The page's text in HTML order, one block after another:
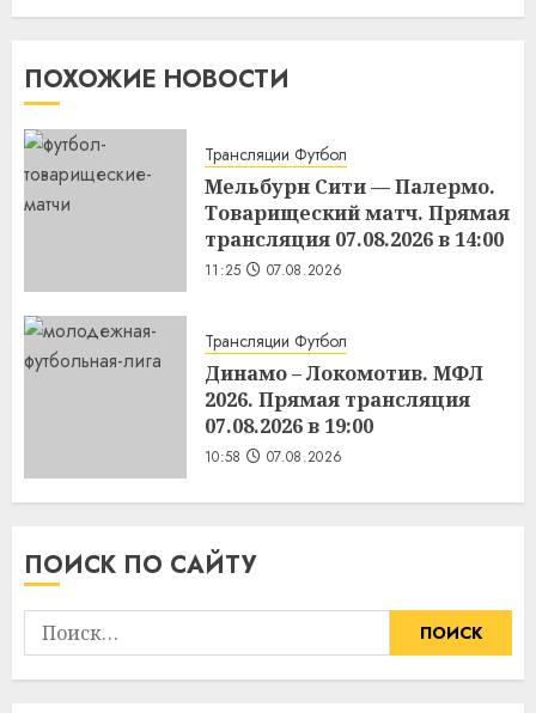
ПОХОЖИЕ НОВОСТИ
Трансляции Футбол
Мельбурн Сити — Палермо.
Товарищеский матч. Прямая
трансляция 07.08.2026 в 14:00
11:25 07.08.2026
Трансляции Футбол
Динамо – Локомотив. МФЛ
2026. Прямая трансляция
07.08.2026 в 19:00
10:58 07.08.2026
ПОИСК ПО САЙТУ
Найти: